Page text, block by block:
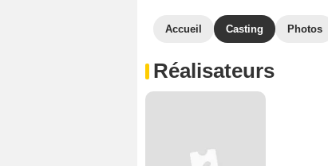
Accueil Casting Photos
Réalisateurs